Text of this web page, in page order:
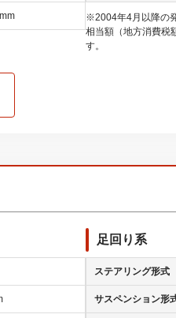
※2004年4月以降の
相当額（地方消費税
す。
足回り系
ステアリング形式
サスペンション形